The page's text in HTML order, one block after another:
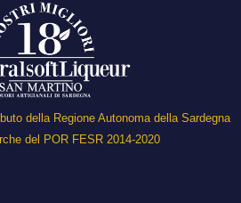
della Regione Autonoma della Sardegna
del POR FESR 2014-2020